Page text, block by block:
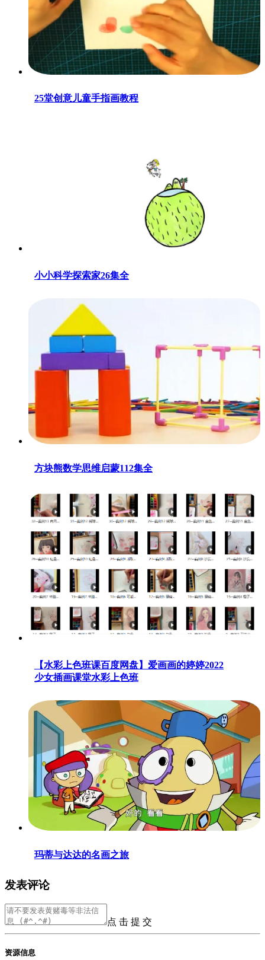
25堂创意儿童手指画教程
小小科学探索家26集全
方块熊数学思维启蒙112集全
【水彩上色班课百度网盘】爱画画的婷婷2022
少女插画课堂水彩上色班
玛蒂与达达的名画之旅
发表评论
点 击 提 交
资源信息